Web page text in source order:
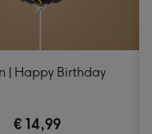
| Happy Birthday
€ 14,99